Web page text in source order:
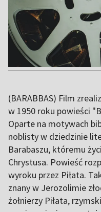
(BARABBAS) Film
w 1950 roku powieści
Oparte na motywach
noblisty w dziedzinie
Barabaszu, któremu
Chrystusa. Powieść
wyroku przez Piłata.
znany w Jerozolimie
żołnierzy Piłata,